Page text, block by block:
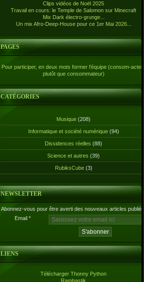
Clips vidéos de Noël 2025
Travail en cours: le Temple de Salomon sur Minecraft
Mix Dark électro-grunge...
Un mix Afro-Deep-House pour ce 1er Mai 2026...
PAGES
Pour participer, en deux mots former l'équipe (consom-acteur
plutôt que consommateur)
CATÉGORIES
Musique (208)
Informatique et société numérique(94)
Dissidences réelles (88)
Science et autres (39)
RubiksCube(3)
NEWSLETTER
Abonnez-vous pour être averti des nouveaux articles publiés.
Email
LIENS
Télécharger Thonny Python
Rambastik